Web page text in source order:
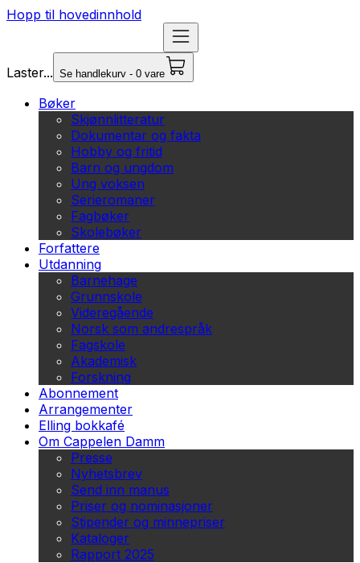
Hopp til hovedinnhold
Laster... Se handlekurv - 0 vare
Bøker
Skjønnlitteratur
Dokumentar og fakta
Hobby og fritid
Barn og ungdom
Ung voksen
Serieromaner
Fagbøker
Skolebøker
Forfattere
Utdanning
Barnehage
Grunnskole
Videregående
Norsk som andrespråk
Fagskole
Akademisk
Forskning
Abonnement
Arrangementer
Elling bokkafé
Om Cappelen Damm
Presse
Nyhetsbrev
Send inn manus
Priser og nominasjoner
Stipender og minnepriser
Kataloger
Rapport 2025